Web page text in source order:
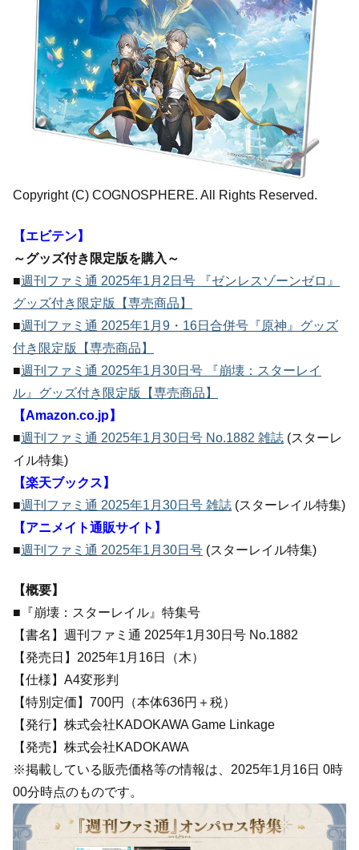
Copyright (C) COGNOSPHERE. All Rights Reserved.
【エビテン】
～グッズ付き限定版を購入～
■週刊ファミ通 2025年1月2日号 『ゼンレスゾーンゼロ』
グッズ付き限定版【専売商品】
■週刊ファミ通 2025年1月9・16日合併号『原神』グッズ
付き限定版【専売商品】
■週刊ファミ通 2025年1月30日号 『崩壊：スターレイ
ル』グッズ付き限定版【専売商品】
【Amazon.co.jp】
■週刊ファミ通 2025年1月30日号 No.1882 雑誌 (スターレ
イル特集)
【楽天ブックス】
■週刊ファミ通 2025年1月30日号 雑誌 (スターレイル特集)
【アニメイト通販サイト】
■週刊ファミ通 2025年1月30日号 (スターレイル特集)
【概要】
■『崩壊：スターレイル』特集号
【書名】週刊ファミ通 2025年1月30日号 No.1882
【発売日】2025年1月16日（木）
【仕様】A4変形判
【特別定価】700円（本体636円＋税）
【発行】株式会社KADOKAWA Game Linkage
【発売】株式会社KADOKAWA
※掲載している販売価格等の情報は、2025年1月16日 0時
00分時点のものです。